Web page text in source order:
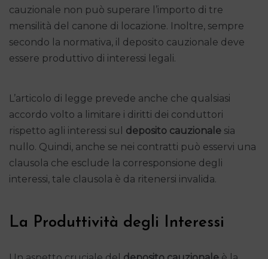
cauzionale non può superare l’importo di tre
mensilità del canone di locazione. Inoltre, sempre
secondo la normativa, il deposito cauzionale deve
essere produttivo di interessi legali.
L’articolo di legge prevede anche che qualsiasi
accordo volto a limitare i diritti dei conduttori
rispetto agli interessi sul deposito cauzionale sia
nullo. Quindi, anche se nei contratti può esservi una
clausola che esclude la corresponsione degli
interessi, tale clausola è da ritenersi invalida.
La Produttività degli Interessi